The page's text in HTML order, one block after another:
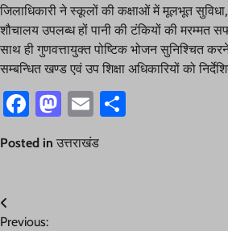
जिलाधिकारी ने स्कूलों की कक्षाओं में मूलभूत
शौचालय उपलब्ध हों पानी की टंकियों की मरम्मत
साथ ही गुणवत्तायुक्त पोष्टिक भोजन सुनिश्चित
सम्बन्धित खण्ड एवं उप शिक्षा अधिकारियों को
Facebook
Mastodon
Email
Posted in उत्तराखंड
Post
Previous: